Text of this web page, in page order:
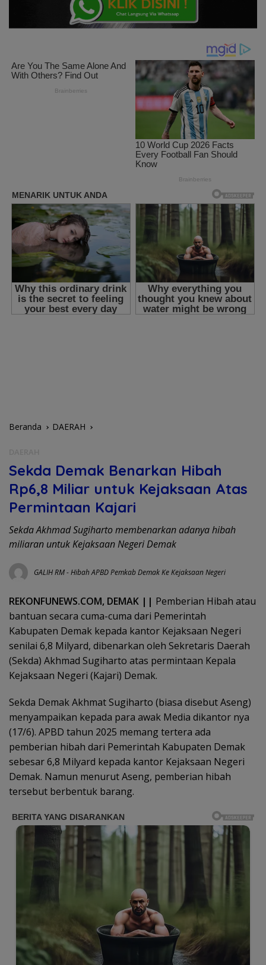
Beranda DAERAH
Sekda Demak Benarkan Hibah
Rp6,8 Miliar untuk Kejaksaan Atas
Permintaan Kajari
Sekda Akhmad Sugiharto membenarkan adanya hibah
miliaran untuk Kejaksaan Negeri Demak
GALIH RM-Hibah APBD Pemkab Demak Ke Kejaksaan Negeri
REKONFUNEWS.COM, DEMAK || Pemberian Hibah atau
bantuan secara cuma-cuma dari Pemerintah
Kabupaten Demak kepada kantor Kejaksaan Negeri
senilai 6,8 Milyard, dibenarkan oleh Sekretaris Daerah
(Sekda) Akhmad Sugiharto atas permintaan Kepala
Kejaksaan Negeri (Kajari) Demak.
Sekda Demak Akhmat Sugiharto (biasa disebut Aseng)
menyampaikan kepada para awak Media dikantor nya
(17/6). APBD tahun 2025 memang tertera ada
pemberian hibah dari Pemerintah Kabupaten Demak
sebesar 6,8 Milyard kepada kantor Kejaksaan Negeri
Demak. Namun menurut Aseng, pemberian hibah
tersebut berbentuk barang.